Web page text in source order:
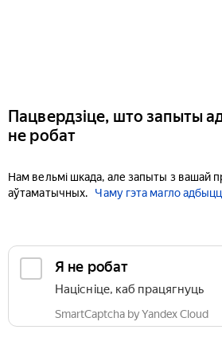
Пацвердзіце, што запыты
не робат
Нам вельмі шкада, але запыты з вашай
аўтаматычных.
Чаму гэта магло
Я не робат
Націсніце, каб працягнуць
SmartCaptcha by Yandex Cloud